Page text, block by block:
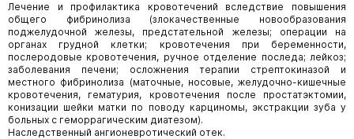
Лечение и профилактика кровотечений вследствие повышения
общего фибринолиза (злокачественные новообразования
поджелудочной железы, предстательной железы; операции на
органах грудной клетки; кровотечения при беременности,
послеродовые кровотечения, ручное отделение последа; лейкоз;
заболевания печени; осложнения терапии стрептокиназой и
местного фибринолиза (маточные, носовые, желудочно-кишечные
кровотечения, гематурия, кровотечения после простатэктомии,
конизации шейки матки по поводу карциномы, экстракции зуба у
больных с геморрагическим диатезом).
Наследственный ангионевротический отек.